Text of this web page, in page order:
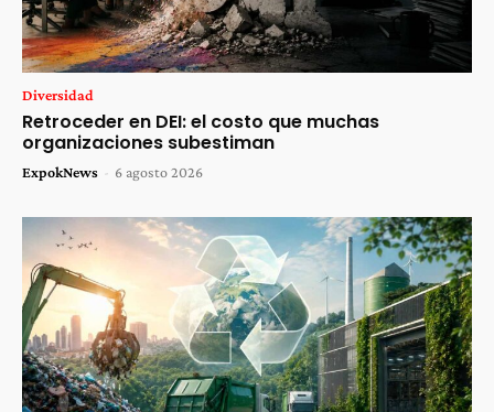
Diversidad
Retroceder en DEI: el costo que muchas
organizaciones subestiman
ExpokNews - 6 agosto 2026